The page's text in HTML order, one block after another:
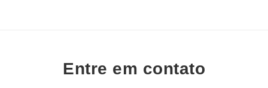
Entre em contato